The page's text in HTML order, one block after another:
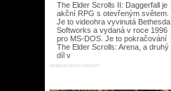
The Elder Scrolls II: Daggerfall je
akční RPG s otevřeným světem.
Je to videohra vyvinutá Bethesda
Softworks a vydaná v roce 1996
pro MS-DOS. Je to pokračování
The Elder Scrolls: Arena, a druhý
díl v
95/98/ME/NT/XP/2003/XP/